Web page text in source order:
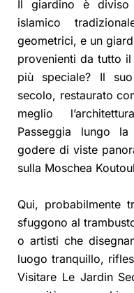
Il giardino è
islamico
geometrici, e un
provenienti da tutto
più speciale? Il
secolo, restaurato
meglio
Passeggia lungo
godere di viste
sulla Moschea
Qui, probabilmente
sfuggono al
o artisti che
luogo tranquillo,
Visitare Le Jardin